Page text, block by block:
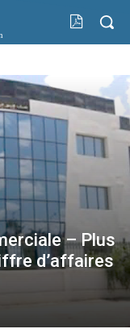
– Plus
d’affaires